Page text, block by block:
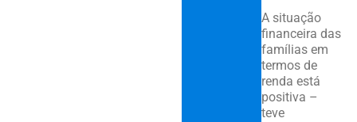
A situação
financeira das
famílias em
termos de
renda está
positiva –
teve